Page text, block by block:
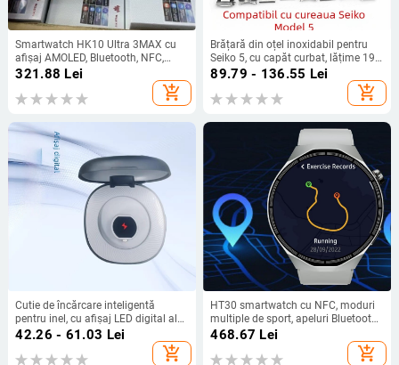
Smartwatch HK10 Ultra 3MAX cu
afișaj AMOLED, Bluetooth, NFC,
monitorizare ritm cardiac și somn
321.88 Lei
add_shopping_cart
Brățară din oțel inoxidabil pentru
Seiko 5, cu capăt curbat, lățime 19–
20 mm
89.79 - 136.55 Lei
add_shopping_cart
Cutie de încărcare inteligentă
pentru inel, cu afișaj LED digital al
nivelului de energie și suport
42.26 - 61.03 Lei
add_shopping_cart
HT30 smartwatch cu NFC, moduri
multiple de sport, apeluri Bluetooth,
ecran AMOLED, monitorizare ritm
468.67 Lei
add_shopping_cart